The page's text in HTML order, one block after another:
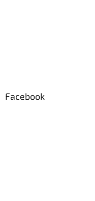
Facebook